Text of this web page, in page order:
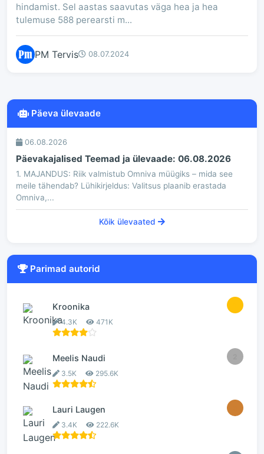
hindamist. Sel aastas saavutas väga hea ja hea
tulemuse 588 perearsti m...
PM Tervis 08.07.2024
Päeva ülevaade
06.08.2026
Päevakajalised Teemad ja ülevaade: 06.08.2026
1. MAJANDUS: Riik valmistub Omniva müügiks – mida see
meile tähendab? Lühikirjeldus: Valitsus plaanib erastada
Omniva,...
Kõik ülevaated
Parimad autorid
Kroonika
4.3K 471K
Meelis Naudi
3.5K 295.6K
Lauri Laugen
3.4K 222.6K